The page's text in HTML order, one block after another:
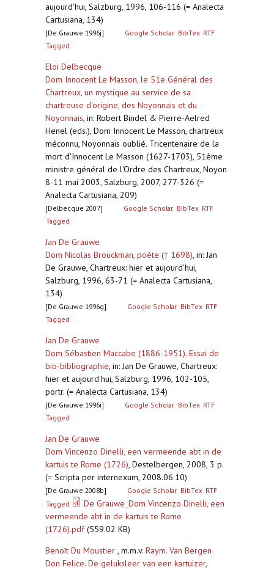
aujourd'hui, Salzburg, 1996, 106-116 (= Analecta
Cartusiana, 134)
[De Grauwe 1996j] Google Scholar BibTex RTF
Tagged
Eloi Delbecque
Dom Innocent Le Masson, le 51e Général des
Chartreux, un mystique au service de sa
chartreuse d'origine, des Noyonnais et du
Noyonnais, in: Robert Bindel & Pierre-Aelred
Henel (eds.), Dom Innocent Le Masson, chartreux
méconnu, Noyonnais oublié. Tricentenaire de la
mort d'Innocent Le Masson (1627-1703), 51ème
ministre général de l'Ordre des Chartreux, Noyon
8-11 mai 2003, Salzburg, 2007, 277-326 (=
Analecta Cartusiana, 209)
[Delbecque 2007] Google Scholar BibTex RTF
Tagged
Jan De Grauwe
Dom Nicolas Brouckman, poète († 1698), in: Jan
De Grauwe, Chartreux: hier et aujourd'hui,
Salzburg, 1996, 63-71 (= Analecta Cartusiana,
134)
[De Grauwe 1996g] Google Scholar BibTex RTF
Tagged
Jan De Grauwe
Dom Sébastien Maccabe (1886-1951). Essai de
bio-bibliographie, in: Jan De Grauwe, Chartreux:
hier et aujourd'hui, Salzburg, 1996, 102-105,
portr. (= Analecta Cartusiana, 134)
[De Grauwe 1996i] Google Scholar BibTex RTF
Tagged
Jan De Grauwe
Dom Vincenzo Dinelli, een vermeende abt in de
kartuis te Rome (1726), Destelbergen, 2008, 3 p.
(= Scripta per internexum, 2008.06.10)
[De Grauwe 2008b] Google Scholar BibTex RTF
Tagged
De Grauwe_Dom Vincenzo Dinelli, een
vermeende abt in de kartuis te Rome
(1726).pdf(559.02 KB)
Benoît Du Moustier , m.m.v. Raym. Van Bergen
Don Felice. De geluksleer van een kartuizer,